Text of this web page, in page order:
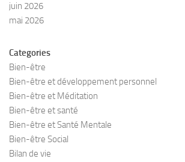
juin 2026
mai 2026
Categories
Bien-être
Bien-être et développement personnel
Bien-être et Méditation
Bien-être et santé
Bien-être et Santé Mentale
Bien-être Social
Bilan de vie